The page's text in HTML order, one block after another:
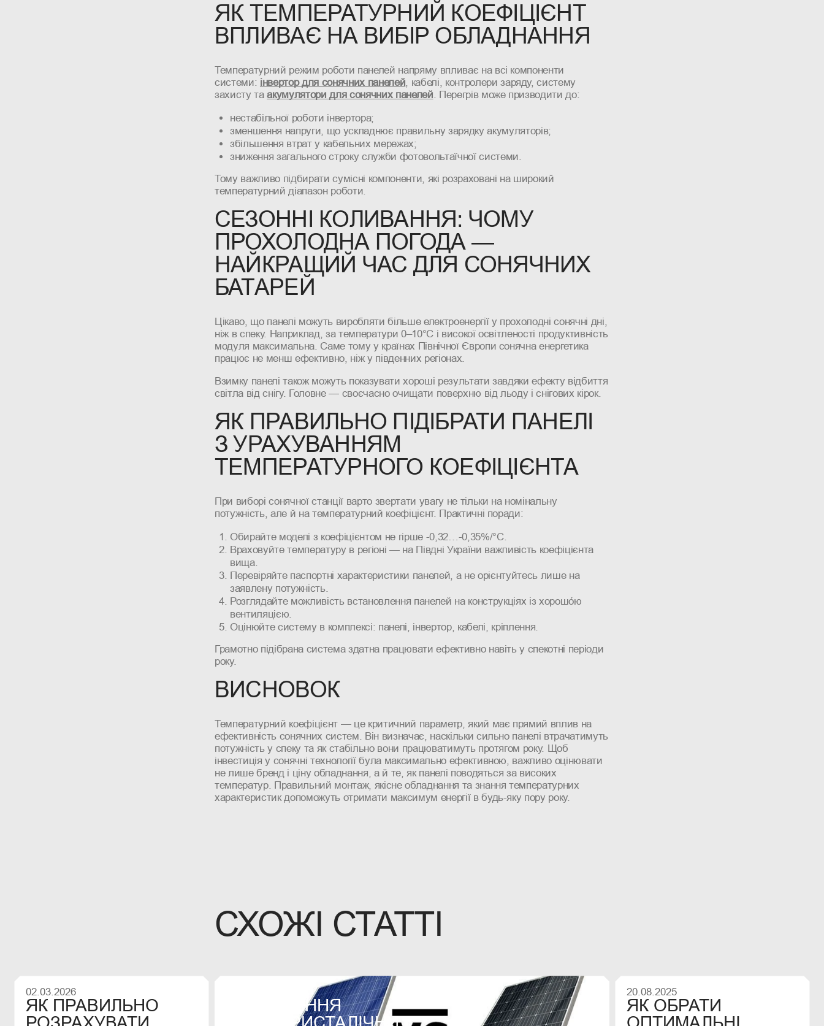
ЯК ТЕМПЕРАТУРНИЙ КОЕФІЦІЄНТ
ВПЛИВАЄ НА ВИБІР ОБЛАДНАННЯ
Температурний режим роботи панелей напряму впливає на всі компоненти
системи: інвертор для сонячних панелей, кабелі, контролери заряду, систему
захисту таакумулятори для сонячних панелей. Перегрів може призводити до:
нестабільної роботи інвертора;
зменшення напруги, що ускладнює правильну зарядку акумуляторів;
збільшення втрат у кабельних мережах;
зниження загального строку служби фотовольтаїчної системи.
Тому важливо підбирати сумісні компоненти, які розраховані на широкий
температурний діапазон роботи.
СЕЗОННІ КОЛИВАННЯ: ЧОМУ
ПРОХОЛОДНА ПОГОДА —
НАЙКРАЩИЙ ЧАС ДЛЯ СОНЯЧНИХ
БАТАРЕЙ
Цікаво, що панелі можуть виробляти більше електроенергії у прохолодні сонячні дні,
ніж в спеку. Наприклад, за температури 0–10°C і високої освітленості продуктивність
модуля максимальна. Саме тому у країнах Північної Європи сонячна енергетика
працює не менш ефективно, ніж у південних регіонах.
Взимку панелі також можуть показувати хороші результати завдяки ефекту відбиття
світла від снігу. Головне — своєчасно очищати поверхню від льоду і снігових кірок.
ЯК ПРАВИЛЬНО ПІДІБРАТИ ПАНЕЛІ
З УРАХУВАННЯМ
ТЕМПЕРАТУРНОГО КОЕФІЦІЄНТА
При виборі сонячної станції варто звертати увагу не тільки на номінальну
потужність, але й на температурний коефіцієнт. Практичні поради:
Обирайте моделі з коефіцієнтом не гірше -0,32…-0,35%/°C.
Враховуйте температуру в регіоні — на Півдні України важливість коефіцієнта
вища.
Перевіряйте паспортні характеристики панелей, а не орієнтуйтесь лише на
заявлену потужність.
Розглядайте можливість встановлення панелей на конструкціях із хорошо́ю
вентиляцією.
Оцінюйте систему в комплексі: панелі, інвертор, кабелі, кріплення.
Грамотно підібрана система здатна працювати ефективно навіть у спекотні періоди
року.
ВИСНОВОК
Температурний коефіцієнт — це критичний параметр, який має прямий вплив на
ефективність сонячних систем. Він визначає, наскільки сильно панелі втрачатимуть
потужність у спеку та як стабільно вони працюватимуть протягом року. Щоб
інвестиція у сонячні технології була максимально ефективною, важливо оцінювати
не лише бренд і ціну обладнання, а й те, як панелі поводяться за високих
температур. Правильний монтаж, якісне обладнання та знання температурних
характеристик допоможуть отримати максимум енергії в будь-яку пору року.
СХОЖІ СТАТТІ
02.03.2026
ЯК ПРАВИЛЬНО
ПОРІВНЯННЯ
20.08.2025
ЯК ОБРАТИ